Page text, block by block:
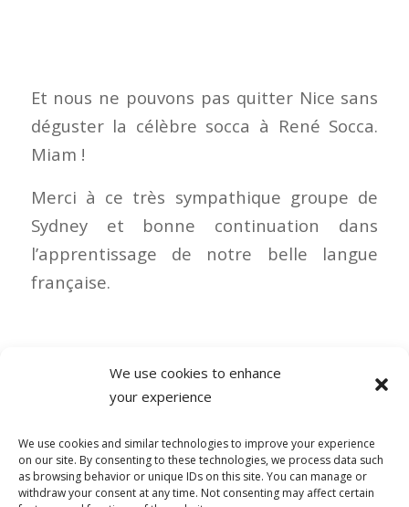
We use cookies to enhance
your experience
We use cookies and similar technologies to improve your experience
on our site. By consenting to these technologies, we process data such
as browsing behavior or unique IDs on this site. You can manage or
withdraw your consent at any time. Not consenting may affect certain
Et nous ne pouvons pas quitter Nice sans
déguster la célèbre socca à René Socca.
Miam !
Merci à ce très sympathique groupe de
Sydney et bonne continuation dans
l’apprentissage de notre belle langue
française.
0 COMMENTAIRES